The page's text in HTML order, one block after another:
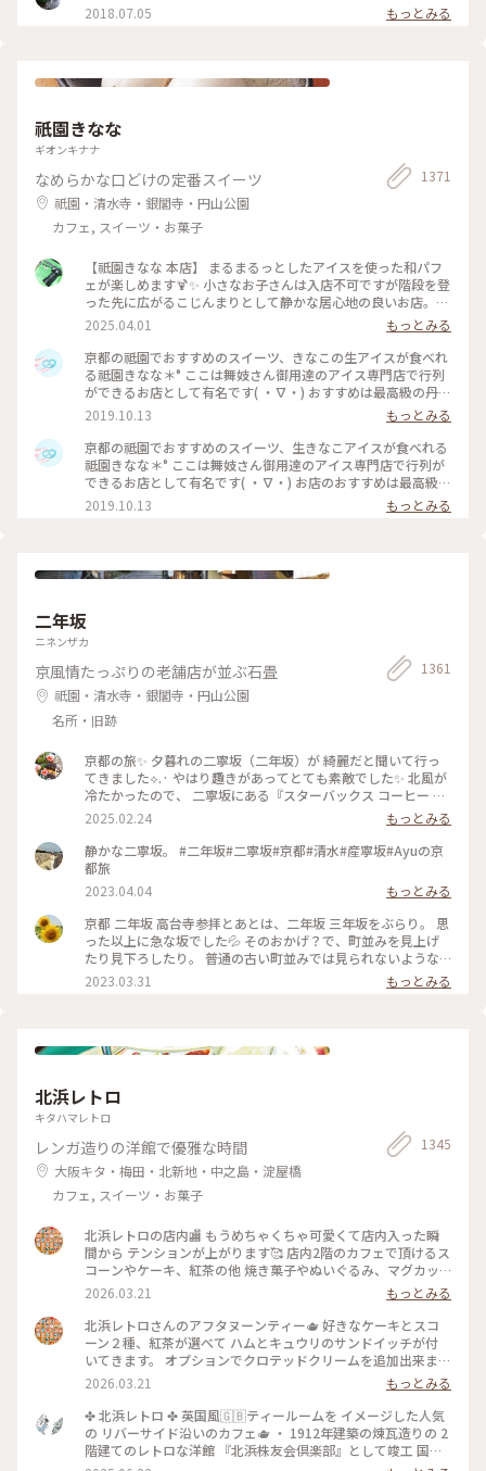
2018.07.05
もっとみる
祇園きなな
ギオンキナナ
なめらかな口どけの定番スイーツ
祇園・清水寺・銀閣寺・円山公園
カフェ, スイーツ・お菓子
1371
【祇園きなな 本店】 まるまるっとしたアイスを使った和パフ
ェが楽しめます🍹✨ 小さなお子さんは入店不可ですが階段を登
った先に広がるこじんまりとして静かな居心地の良いお店。
パフェはきなこや抹茶、黒ゴマなどを使った和なものからティ
ラミスの入ったイタリアン風、ベリーを使ったものなど様々。
アイスの食べ比べやふわふわのかき氷、焼き菓子、クロックム
ッシュのようなフードメニューもあります。 こちらもアニメ・
名探偵コナンで取り上げられました✨ #京都グルメ #京都 #祇
園 #本店 #人気店 #聖地巡礼 #パフェ #きなこ #黒ゴマ #アイス
クリーム #かき氷 #フォトジェニック #名探偵コナン
2025.04.01
もっとみる
京都の祗園でおすすめのスイーツ、きなこの生アイスが食べれ
る祗園きなな＊° ここは舞妓さん御用達のアイス専門店で行列
ができるお店として有名です( ・∇・) おすすめは最高級の丹波
黒豆を使用したきなこの生アイス『できたてきなな』。(600円
ほうじ茶付)なんと添加物、保存料、卵を一切使ってません。
濃厚なのに甘すぎず、口どけが最高で本当においしかったので
京都にきたらまた立ち寄りたいお店の1つになりました♡ #京
都#おすすめ#スイーツ#アイス#秋の味覚ゴーラー隊#きなこ
2019.10.13
もっとみる
京都の祗園でおすすめのスイーツ、生きなこアイスが食べれる
祗園きなな＊° ここは舞妓さん御用達のアイス専門店で行列が
できるお店として有名です( ・∇・) お店のおすすめは最高級の
丹波黒豆を使用したきなこの生アイス『できたてきなな』。
(600円ほうじ茶付)なんと添加物、保存料、卵を一切使ってま
♡ #京都#おすすめ#スイーツ#アイス#秋の味覚ゴーラー隊#き
2019.10.13 もっとみる
二年坂
ニネンザカ
京風情たっぷりの老舗店が並ぶ石畳
祇園・清水寺・銀閣寺・円山公園
名所・旧跡
1361
京都の旅✨ 夕暮れの二寧坂（二年坂）が 綺麗だと聞いて行っ
てきました︎︎⟡.· やはり趣きがあってとても素敵でした✨ 北風が
冷たかったので、 二寧坂にある『スターバックス コーヒー 京
都二寧坂ヤサカ茶屋店』さんへ行き コーヒーであたたまりま
した☕️✨ 抹茶バターサンドも美味しかった♡ こちらのスタバ
は、 築100年を超える伝統的な日本家屋の店舗で、 畳の間で
コーヒー体験が楽しめます。 私の隣にいた観光客さんが、 畳
の間はどこかと聞いてこられたので こちらですよとお伝えし
ました😊 観光客さんは「ここに来るのが 夢だったんです✨」
と話していました。 その気持ちがよくわかります。 とても素
敵なスタバでした⟡.·*. のんびりと散策が楽しい 夕暮れのニ寧
坂でした(˶ˊᵕˋ˵)✨ #二寧坂 #二年坂 #京都 #京都旅 #スターバ
ックスコーヒー京都二寧坂ヤサカ茶屋店 #スタバ #ぽかぽか #
夕暮れの二寧坂
2025.02.24
もっとみる
静かな二寧坂。 #二年坂#二寧坂#京都#清水#産寧坂#Ayuの京
都旅
2023.04.04
もっとみる
京都 二年坂 高台寺参拝とあとは、二年坂 三年坂をぶらり。 思
った以上に急な坂でした💦 そのおかげ？で、町並みを見上げ
たり見下ろしたり。 普通の古い町並みでは見られないような
風景でした。 そして、見たかった町並み越しの五重塔✨ ちょ
うどお庭からしだれ桜の枝が出ていて、フォトスポットになっ
お花見 #桜
2023.03.31 もっとみる
北浜レトロ
キタハマレトロ
レンガ造りの洋館で優雅な時間
大阪キタ・梅田・北新地・中之島・淀屋橋
カフェ, スイーツ・お菓子
1345
北浜レトロの店内🏬 もうめちゃくちゃ可愛くて店内入った瞬
間から テンションが上がります🥰 店内2階のカフェで頂けるス
コーンやケーキ、紅茶の他 焼き菓子やぬいぐるみ、マグカッ
プやプレゼント用の 詰め合わせなど購入することが出来ます✨
店内はシックなアンティーク家具にミントグリーンが 映えて
素敵な空間です〜！
2026.03.21
もっとみる
北浜レトロさんのアフタヌーンティー🫖 好きなケーキとスコ
ーン２種、紅茶が選べて ハムとキュウリのサンドイッチが付
いてきます。 オプションでクロテッドクリームを追加出来ます
✨ スコーンは季節限定のさくらとくるみをチョイス。 ケーキ
はストロベリースペシャルショートケーキです🍓 ウェッジウ
ッドのお皿に乗せられてボリュームが凄いです😳 ケーキも1ピ
ースがかなり大きく、しっかり甘め。 スコーンは温かく香り
もよくサクサクで美味しいです！ サンドイッチも黒胡椒が効
いていて甘いとしょっぱいで 最高です〜！ めちゃくちゃボリ
2026.03.21
もっとみる
✤ 北浜レトロ ✤ 英国風🇬🇧ティールームを イメージした人気
の リバーサイド沿いのカフェ🫖 ・ 1912年建築の煉瓦造りの 2
階建てのレトロな洋館 『北浜株友会倶楽部』として竣工 国の
登録有形文化財に指定 ・ 最近は行列のあまりスルーすること